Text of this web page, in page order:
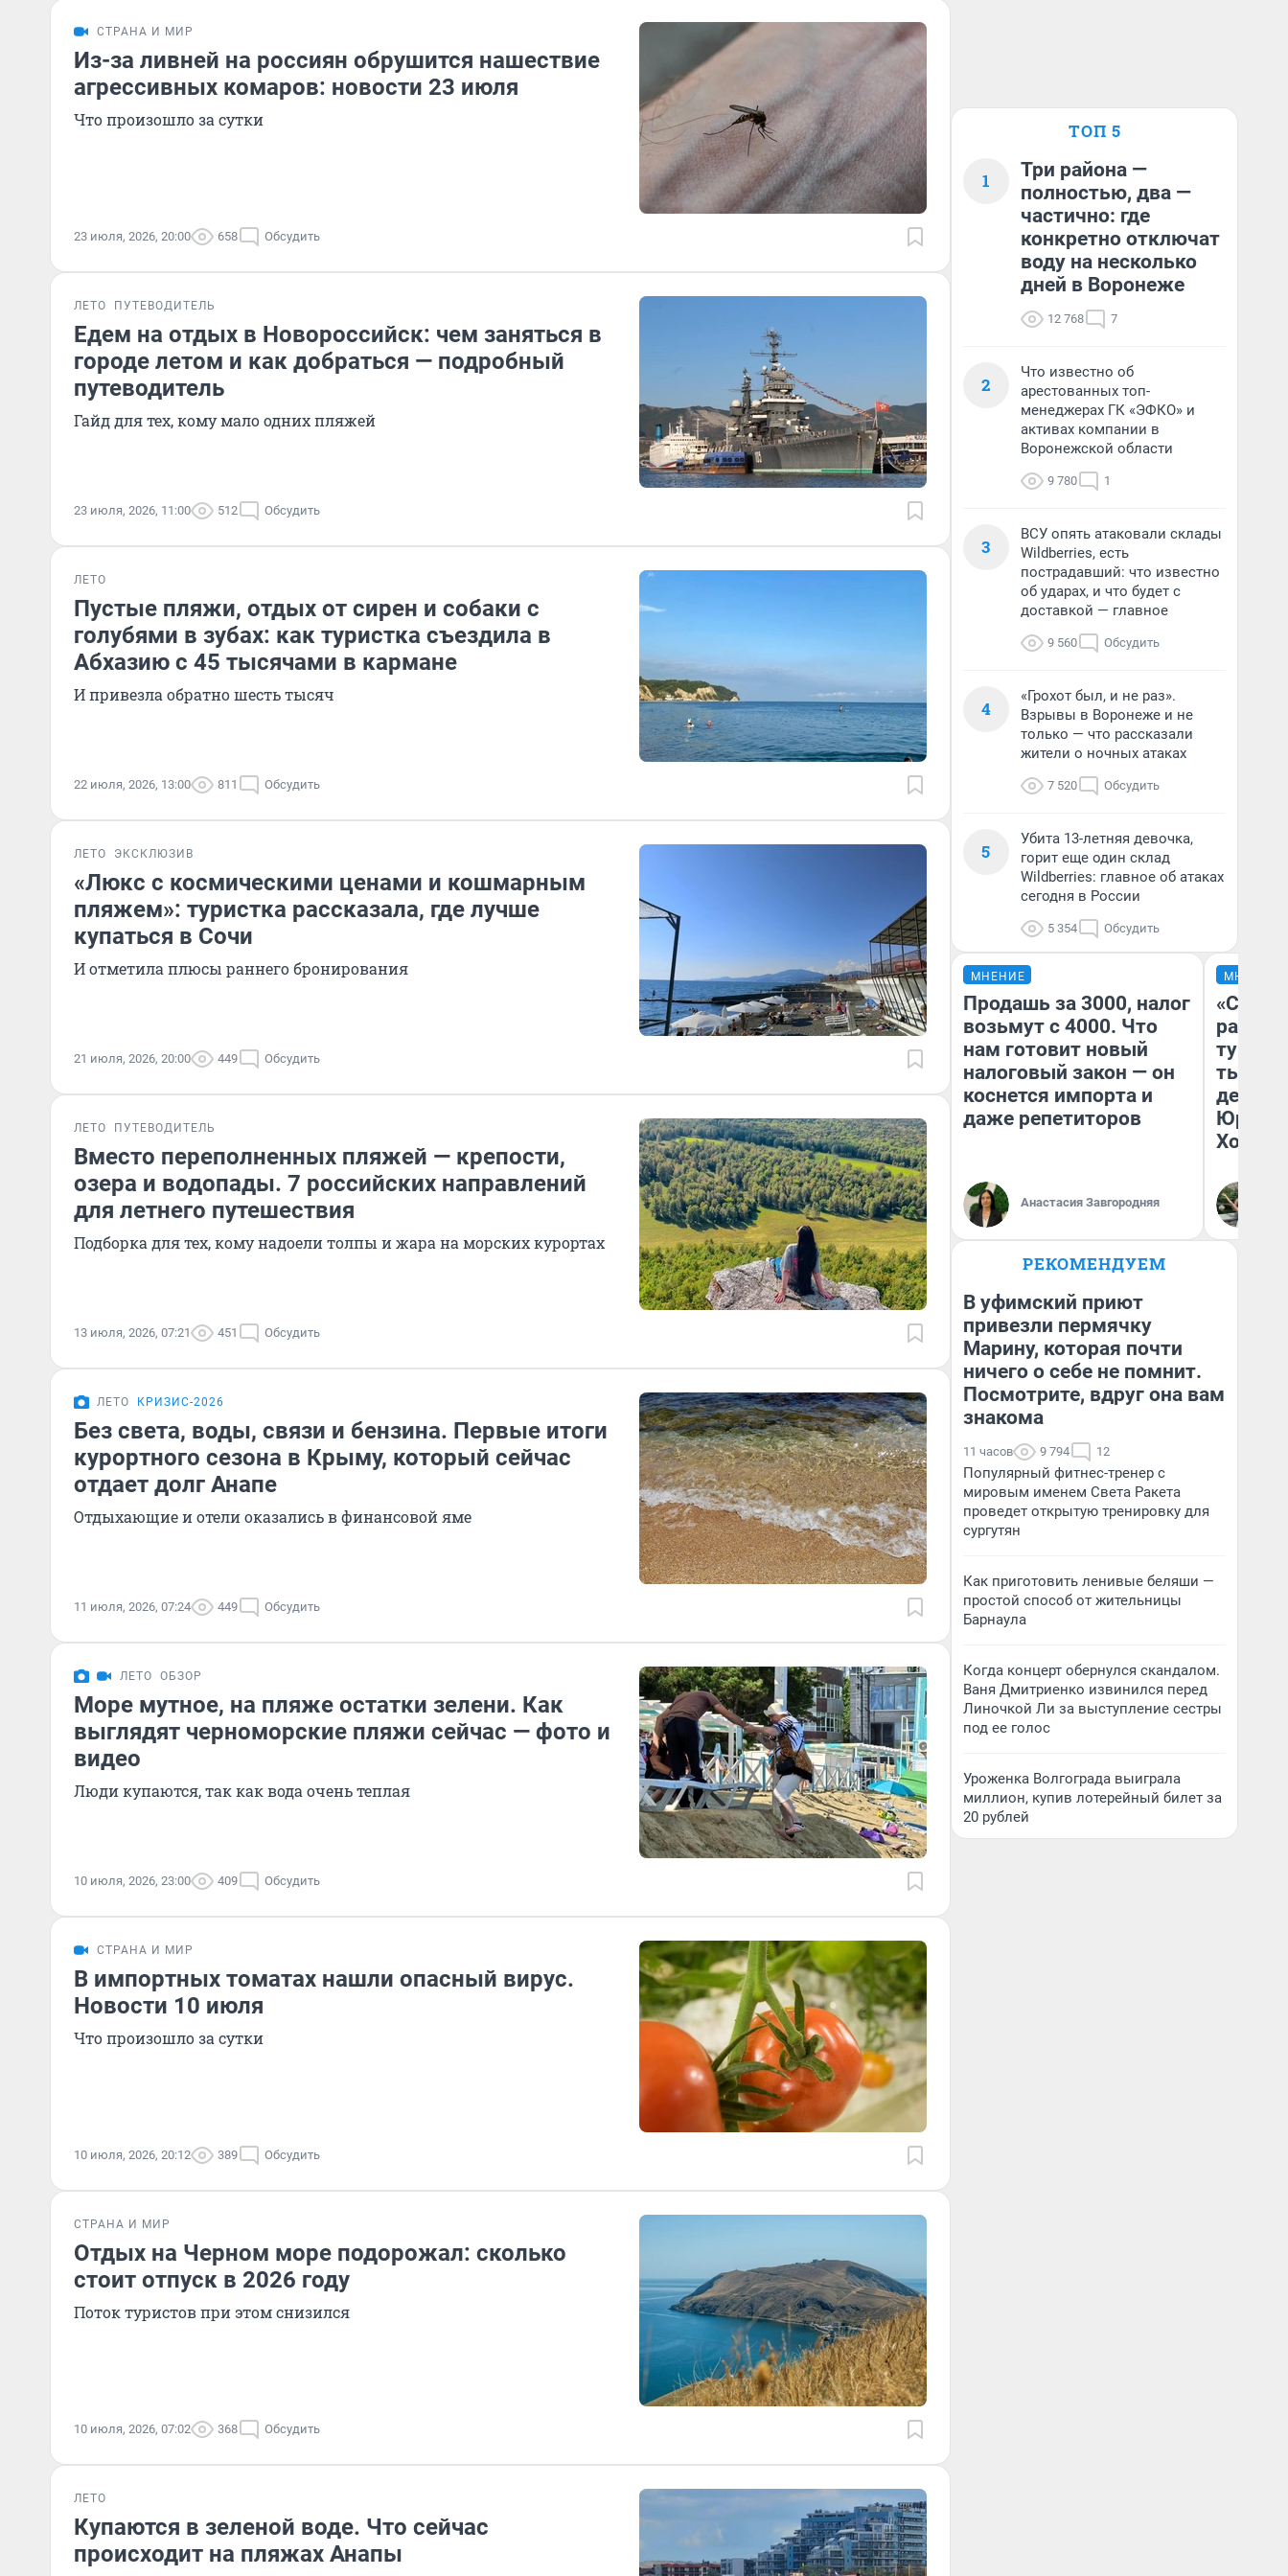
СТРАНА И МИР
Из-за ливней на россиян обрушится нашествие
агрессивных комаров: новости 23 июля
Что произошло за сутки
23 июля, 2026, 20:00 658 Обсудить
ЛЕТО ПУТЕВОДИТЕЛЬ
Едем на отдых в Новороссийск: чем заняться в
городе летом и как добраться — подробный
путеводитель
Гайд для тех, кому мало одних пляжей
23 июля, 2026, 11:00 512 Обсудить
ЛЕТО
Пустые пляжи, отдых от сирен и собаки с
голубями в зубах: как туристка съездила в
Абхазию с 45 тысячами в кармане
И привезла обратно шесть тысяч
22 июля, 2026, 13:00 811 Обсудить
ЛЕТО ЭКСКЛЮЗИВ
«Люкс с космическими ценами и кошмарным
пляжем»: туристка рассказала, где лучше
купаться в Сочи
И отметила плюсы раннего бронирования
21 июля, 2026, 20:00 449 Обсудить
ЛЕТО ПУТЕВОДИТЕЛЬ
Вместо переполненных пляжей — крепости,
озера и водопады. 7 российских направлений
для летнего путешествия
Подборка для тех, кому надоели толпы и жара на морских курортах
13 июля, 2026, 07:21 451 Обсудить
ЛЕТО КРИЗИС-2026
Без света, воды, связи и бензина. Первые итоги
курортного сезона в Крыму, который сейчас
отдает долг Анапе
Отдыхающие и отели оказались в финансовой яме
11 июля, 2026, 07:24 449 Обсудить
ЛЕТО ОБЗОР
Море мутное, на пляже остатки зелени. Как
выглядят черноморские пляжи сейчас — фото и
видео
Люди купаются, так как вода очень теплая
10 июля, 2026, 23:00 409 Обсудить
СТРАНА И МИР
В импортных томатах нашли опасный вирус.
Новости 10 июля
Что произошло за сутки
10 июля, 2026, 20:12 389 Обсудить
СТРАНА И МИР
Отдых на Черном море подорожал: сколько
стоит отпуск в 2026 году
Поток туристов при этом снизился
10 июля, 2026, 07:02 368 Обсудить
ЛЕТО
Купаются в зеленой воде. Что сейчас
происходит на пляжах Анапы
ТОП 5
1
Три района —
полностью, два —
частично: где
конкретно отключат
воду на несколько
дней в Воронеже
12 768 7
2
Что известно об
арестованных топ-
менеджерах ГК «ЭФКО» и
активах компании в
Воронежской области
9 780 1
3
ВСУ опять атаковали склады
Wildberries, есть
пострадавший: что известно
об ударах, и что будет с
доставкой — главное
9 560 Обсудить
4
«Грохот был, и не раз».
Взрывы в Воронеже и не
только — что рассказали
жители о ночных атаках
7 520 Обсудить
5
Убита 13-летняя девочка,
горит еще один склад
Wildberries: главное об атаках
сегодня в России
5 354 Обсудить
МНЕНИЕ
Продашь за 3000, налог
возьмут с 4000. Что
нам готовит новый
налоговый закон — он
коснется импорта и
даже репетиторов
Анастасия Завгородняя
МНЕНИЕ
тысяч,
день
РЕКОМЕНДУЕМ
В уфимский приют
привезли пермячку
Марину, которая почти
ничего о себе не помнит.
Посмотрите, вдруг она вам
знакома
11 часов 9 794 12
Популярный фитнес-тренер с
мировым именем Света Ракета
проведет открытую тренировку для
сургутян
Как приготовить ленивые беляши —
простой способ от жительницы
Барнаула
Когда концерт обернулся скандалом.
Ваня Дмитриенко извинился перед
Линочкой Ли за выступление сестры
под ее голос
Уроженка Волгограда выиграла
миллион, купив лотерейный билет за
20 рублей